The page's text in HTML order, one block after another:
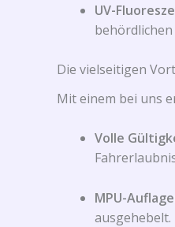
UV-
Die vielseitigen
Mit einem bei uns
Volle
MPU-
ausgehebelt.